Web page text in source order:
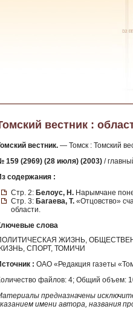
вестник :
вестник. — Томск : Томский
159 (2969) (28 июля) (2003) /
содержания :
Стр. 2: Белоус, Н. Нарымчане
Стр. 3: Багаева, Т. «Отцовство»
области.
слова
ЖИЗНЬ,
СПОРТ, ТОМИЧИ
: ОАО «Редакция газеты
файлов: 4; Общий объем:
предназначены
имени автора, названия